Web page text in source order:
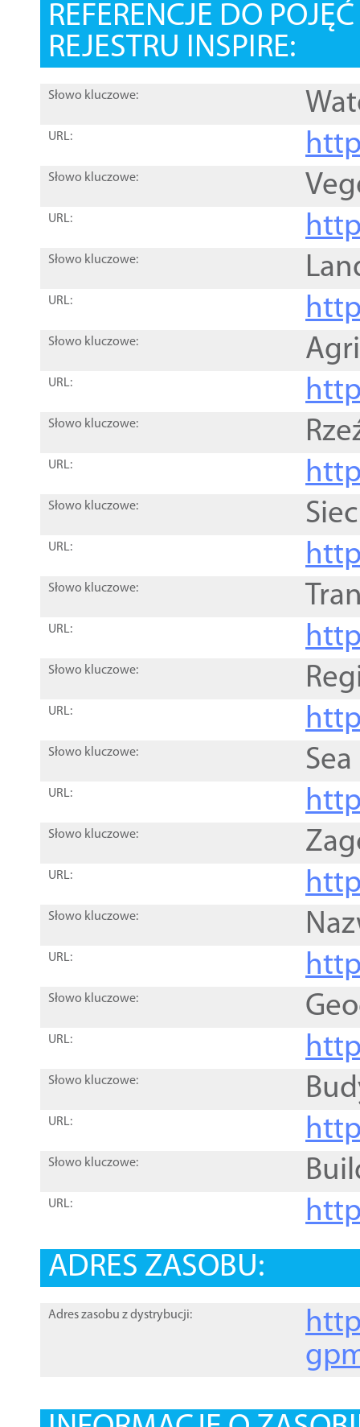
REFERENCJE DO
REJESTRU INSPIRE:
Słowo kluczowe:
URL:
Słowo kluczowe:
URL:
Słowo kluczowe:
URL:
Słowo kluczowe:
URL:
Słowo kluczowe:
URL:
Słowo kluczowe:
URL:
Słowo kluczowe:
URL:
Słowo kluczowe:
URL:
Słowo kluczowe:
URL:
Słowo kluczowe:
URL:
Słowo kluczowe:
URL:
Słowo kluczowe:
URL:
Słowo kluczowe:
URL:
Słowo kluczowe:
URL:
ADRES ZASOBU:
Adres zasobu z dystrybucji: